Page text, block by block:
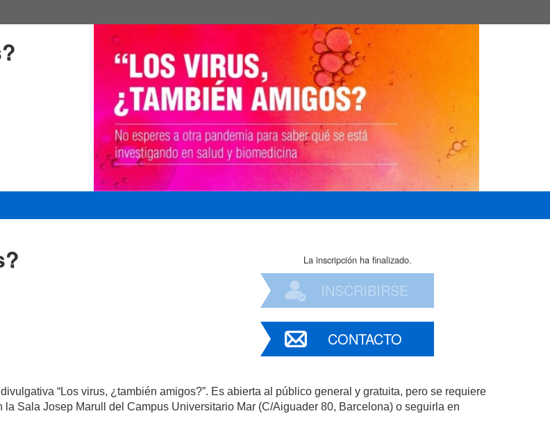
La inscripción ha finalizado.
INSCRIBIRSE
CONTACTO
“Los virus, ¿también amigos?”. Es abierta al público general y gratuita, pero se requiere
Sala Josep Marull del Campus Universitario Mar (C/Aiguader 80, Barcelona) o seguirla en